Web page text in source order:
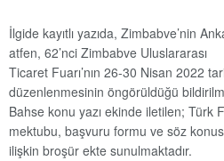
İlgide kayıtlı yazıda, Zimbabve’nin
atfen, 62’nci Zimbabve Uluslararası
Ticaret Fuarı’nın 26-30 Nisan 2022
düzenlenmesinin öngörüldüğü
Bahse konu yazı ekinde iletilen; Türk
mektubu, başvuru formu ve söz
ilişkin broşür ekte sunulmaktadır.